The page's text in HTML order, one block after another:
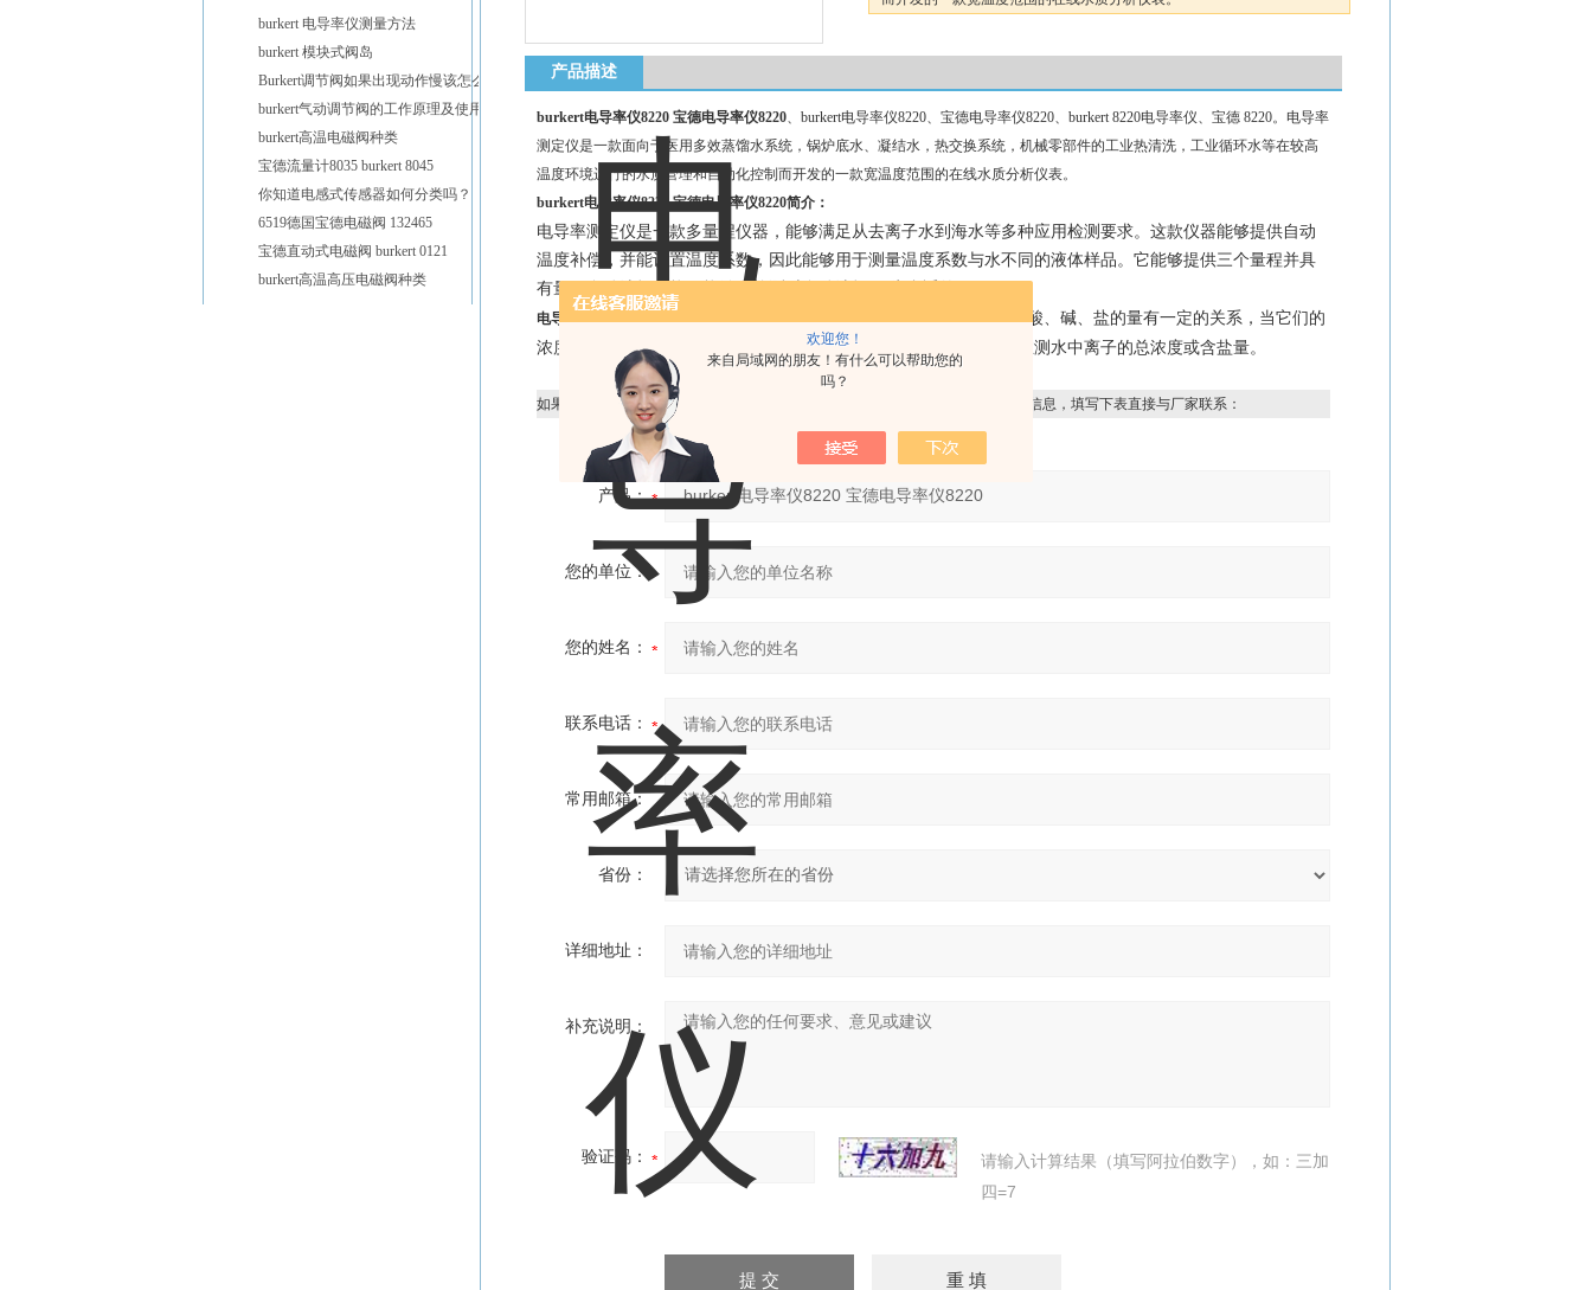
欢迎您！
来自局域网的朋友！有什么可以帮助您的
吗？
产品描述
burkert电导率仪8220 宝德电导率仪8220、burkert电导率仪8220、宝德电导率仪8220、burkert 8220电导率仪、宝德 8220。电导率
测定仪是一款面向于医用多效蒸馏水系统，锅炉底水、凝结水，热交换系统，机械零部件的工业热清洗，工业循环水等在较高
温度环境运行的水质管理和自动化控制而开发的一款宽温度范围的在线水质分析仪表。
burkert电导率仪8220 宝德电导率仪8220简介：
电导率测定仪是一款多量程仪器，能够满足从去离子水到海水等多种应用检测要求。这款仪器能够提供自动
温度补偿，并能设置温度系数，因此能够用于测量温度系数与水不同的液体样品。它能够提供三个量程并具
有量程自动选择功能，能够在检测时自动选择zui为合适的
电导率 是以数字表示溶液传导电流的能力。水的电导率与其所含无机酸、碱、盐的量有一定的关系，当它们的
浓度较低时，电导率随着浓度的增大而增加，因此，该指标常用于推测水中离子的总浓度或含盐量。
如果你对 burkert电导率仪8220 宝德电导率仪8220 感兴趣，想了解更详细的产品信息，填写下表直接与厂家联系：
产品：
您的单位：
您的姓名：
联系电话：
常用邮箱：
省份：
详细地址：
补充说明：
验证码：
请输入计算结果（填写阿拉伯数字），如：三加
四=7
burkert 电导率仪测量方法
burkert 模块式阀岛
Burkert调节阀如果出现动作慢该怎么办
burkert高温电磁阀种类
宝德流量计8035 burkert 8045
你知道电感式传感器如何分类吗？
6519德国宝德电磁阀 132465
宝德直动式电磁阀 burkert 0121
burkert高温高压电磁阀种类